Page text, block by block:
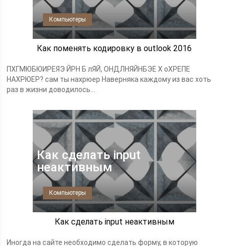
Компьютеры
Как поменять кодировку в outlook 2016
ПХГМЮБЮИРЕЯЭ ЙРН Б лЯЙ, ОНДЛНЯЙНБЭЕ Х оХРЕПЕ
НАХРЮЕР? сам ты нахрюер Наверняка каждому из вас хоть
раз в жизни доводилось...
Как сделать input
неактивным
Компьютеры
Как сделать input неактивным
Иногда на сайте необходимо сделать форму, в которую